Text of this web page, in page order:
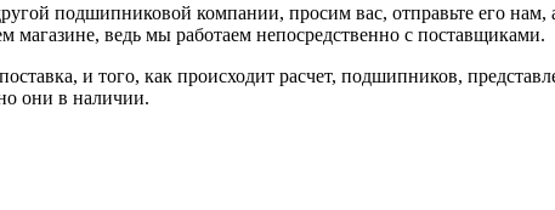
подшипниковой компании, просим вас, отправьте его
ведь мы работаем непосредственно с поставщиками.
и того, как происходит расчет, подшипников,
они в наличии.